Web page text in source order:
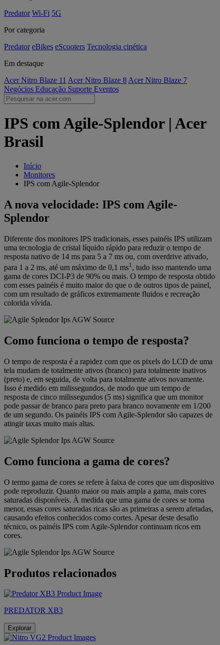
Predator Wi-Fi 5G
Por categoria
Predator eBikes eScooters Tecnologia cinética
Em destaque
Acer Nitro Blaze 11 Acer Nitro Blaze 8 Acer Nitro Blaze 7
Negócios Educação Suporte Eventos
IPS com Agile-Splendor | Acer
Brasil
Início
Monitores
IPS com Agile-Splendor
A nova velocidade: IPS com Agile-
Splendor
Diferente dos monitores IPS tradicionais, esses painéis IPS utilizam
uma tecnologia de cristal líquido rápido para reduzir o tempo de
resposta nativo de 14 ms para 5 a 7 ms ou, com overdrive ativado,
para 1 a 2 ms, até um máximo de 0,1 ms1 , tudo isso mantendo uma
gama de cores DCI-P3 de 90% ou mais. O tempo de resposta obtido
com esses painéis é muito maior do que o de outros tipos de painel,
com um resultado de gráficos extremamente fluidos e recreação
colorida vívida.
Como funciona o tempo de resposta?
O tempo de resposta é a rapidez com que os pixels do LCD de uma
tela mudam de totalmente ativos (branco) para totalmente inativos
(preto) e, em seguida, de volta para totalmente ativos novamente.
Isso é medido em milissegundos, de modo que um tempo de
resposta de cinco milissegundos (5 ms) significa que um monitor
pode passar de branco para preto para branco novamente em 1/200
de um segundo. Os painéis IPS com Agile-Splendor são capazes de
atingir taxas muito mais altas.
Como funciona a gama de cores?
O termo gama de cores se refere à faixa de cores que um dispositivo
pode reproduzir. Quanto maior ou mais ampla a gama, mais cores
saturadas disponíveis. À medida que uma gama de cores se torna
menor, essas cores saturadas ricas são as primeiras a serem afetadas,
causando efeitos conhecidos como cortes. Apesar deste desafio
técnico, os painéis IPS com Agile-Splendor continuam ricos em
cores.
Produtos relacionados
PREDATOR XB3
Explorar